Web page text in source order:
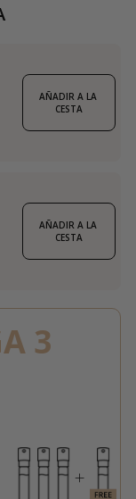
AÑADIR A LA
CESTA
AÑADIR A LA
CESTA
3